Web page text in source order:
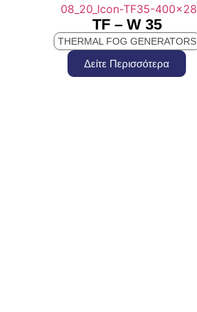
TF – W 35
THERMAL FOG GENERATORS
Δείτε Περισσότερα